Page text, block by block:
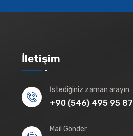
İletişim
İstediğiniz zaman arayın
+90 (546) 495 95 87
Mail Gönder